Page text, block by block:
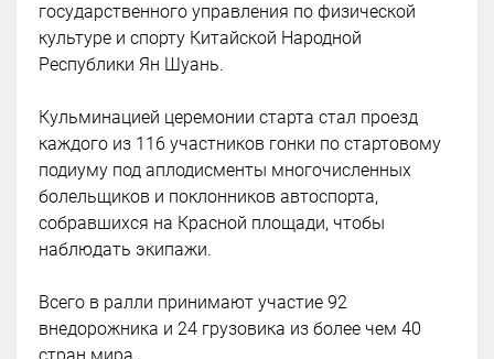
государственного управления по физической
культуре и спорту Китайской Народной
Республики Ян Шуань.
Кульминацией церемонии старта стал проезд
каждого из 116 участников гонки по стартовому
подиуму под аплодисменты многочисленных
болельщиков и поклонников автоспорта,
собравшихся на Красной площади, чтобы
наблюдать экипажи.
Всего в ралли принимают участие 92
внедорожника и 24 грузовика из более чем 40